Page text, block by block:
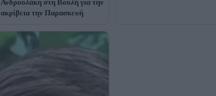
Ανδρουλάκη στη Βουλή για την
ακρίβεια την Παρασκευή